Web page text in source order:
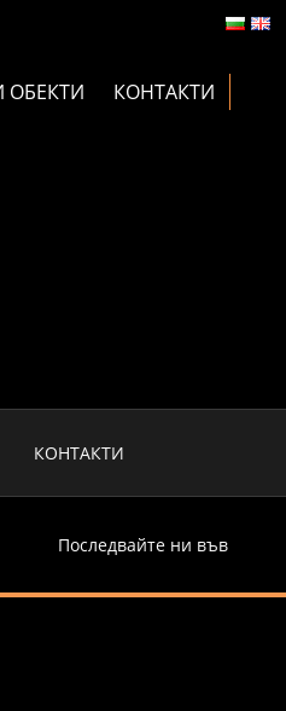
ОБЕКТИ КОНТАКТИ
КОНТАКТИ
Последвайте ни във